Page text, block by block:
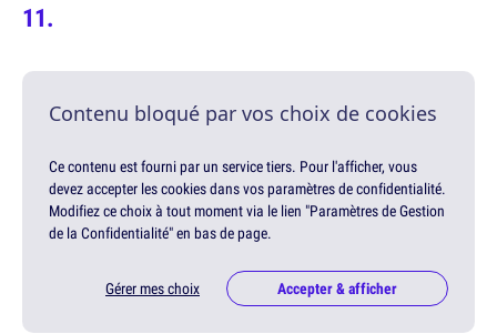
Contenu bloqué par vos choix de cookies
Ce contenu est fourni par un service tiers. Pour l'afficher, vous
devez accepter les cookies dans vos paramètres de confidentialité.
Modifiez ce choix à tout moment via le lien "Paramètres de Gestion
de la Confidentialité" en bas de page.
Gérer mes choix Accepter & afficher